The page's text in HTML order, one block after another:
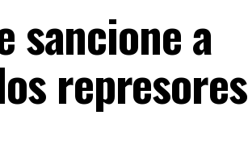
sancione a
represores